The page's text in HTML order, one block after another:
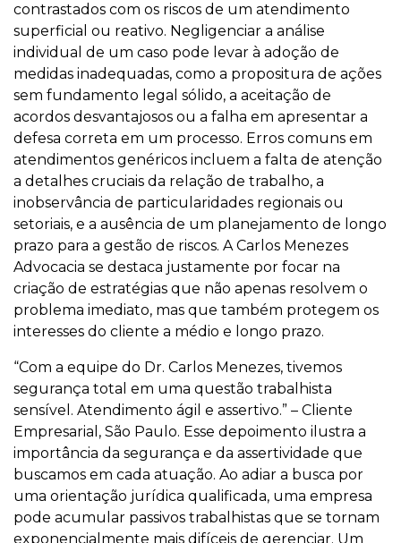
contrastados com os riscos de um atendimento
superficial ou reativo. Negligenciar a análise
individual de um caso pode levar à adoção de
medidas inadequadas, como a propositura de ações
sem fundamento legal sólido, a aceitação de
acordos desvantajosos ou a falha em apresentar a
defesa correta em um processo. Erros comuns em
atendimentos genéricos incluem a falta de atenção
a detalhes cruciais da relação de trabalho, a
inobservância de particularidades regionais ou
setoriais, e a ausência de um planejamento de longo
prazo para a gestão de riscos. A Carlos Menezes
Advocacia se destaca justamente por focar na
criação de estratégias que não apenas resolvem o
problema imediato, mas que também protegem os
interesses do cliente a médio e longo prazo.
“Com a equipe do Dr. Carlos Menezes, tivemos
segurança total em uma questão trabalhista
sensível. Atendimento ágil e assertivo.” – Cliente
Empresarial, São Paulo. Esse depoimento ilustra a
importância da segurança e da assertividade que
buscamos em cada atuação. Ao adiar a busca por
uma orientação jurídica qualificada, uma empresa
pode acumular passivos trabalhistas que se tornam
exponencialmente mais difíceis de gerenciar. Um